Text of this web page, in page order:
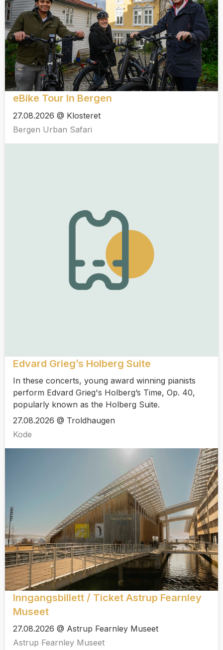
eBike Tour In Bergen
27.08.2026 @ Klosteret
Bergen Urban Safari
Edvard Grieg’s Holberg Suite
In these concerts, young award winning pianists
perform Edvard Grieg's Holberg’s Time, Op. 40,
popularly known as the Holberg Suite.
27.08.2026 @ Troldhaugen
Kode
Inngangsbillett / Ticket Astrup Fearnley
Museet
27.08.2026 @ Astrup Fearnley Museet
Astrup Fearnley Museet